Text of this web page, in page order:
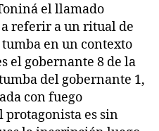
el llamado
referir a un ritual de
en un contexto
el gobernante 8 de la
del gobernante 1,
con fuego
protagonista es sin